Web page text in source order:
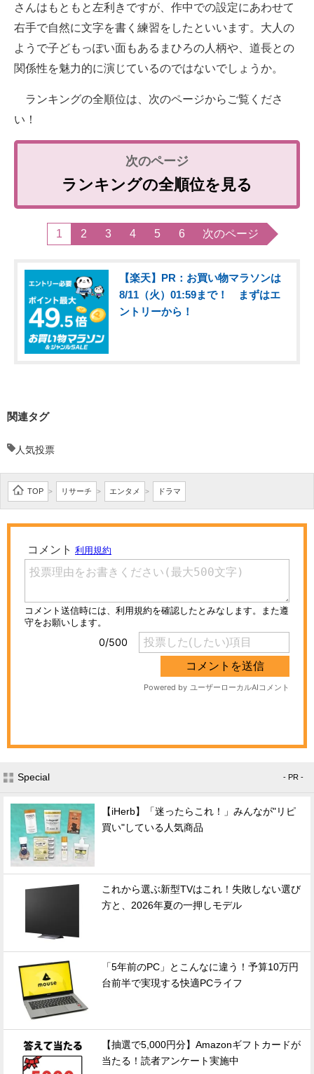
さんはもともと左利きですが、作中での設定にあわせて
右手で自然に文字を書く練習をしたといいます。大人の
ようで子どもっぽい面もあるまひろの人柄や、道長との
関係性を魅力的に演じているのではないでしょうか。
ランキングの全順位は、次のページからご覧くださ
い！
ランキングの全順位を見る
1 2 3 4 5 6 次のページ
【楽天】PR：お買い物マラソンは
8/11（火）01:59まで！ まずはエ
ントリーから！
関連タグ
人気投票
TOP > リサーチ > エンタメ > ドラマ
Special - PR -
【iHerb】「迷ったらこれ！」みんなが"リピ
買い"している人気商品
これから選ぶ新型TVはこれ！失敗しない選び
方と、2026年夏の一押しモデル
「5年前のPC」とこんなに違う！予算10万円
台前半で実現する快適PCライフ
【抽選で5,000円分】Amazonギフトカードが
当たる！読者アンケート実施中